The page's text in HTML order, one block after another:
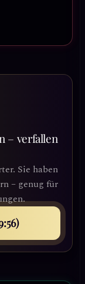
– verfallen
Sie haben
– genug für